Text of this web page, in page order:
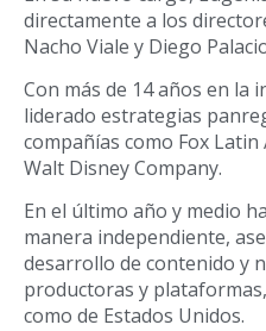
directamente a los
Nacho Viale y Diego
Con más de 14 años en la
liderado estrategias
compañías como Fox
Walt Disney Company.
En el último año y medio
manera independiente,
desarrollo de contenido y
productoras y
como de Estados Unidos.